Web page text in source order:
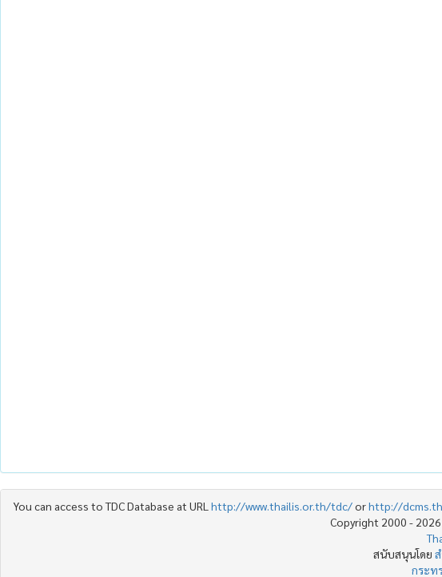
You can access to TDC Database at URL http://www.thailis.or.th/tdc/orhttp://
Copyright 2000 - 2026
สนับสนุนโดย
กระท